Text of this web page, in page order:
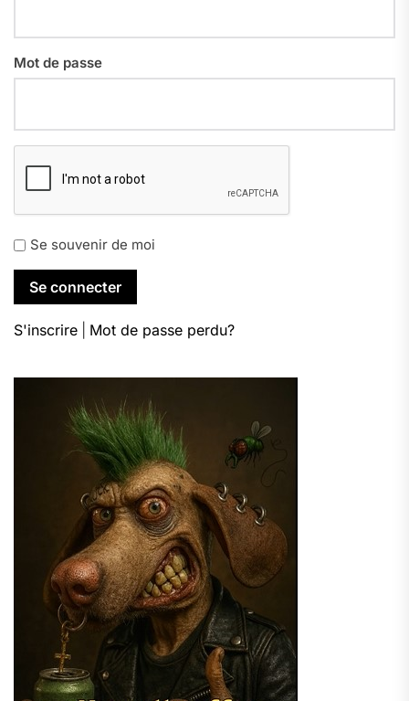
Mot de passe
Se souvenir de moi
S'inscrire Mot de passe perdu?